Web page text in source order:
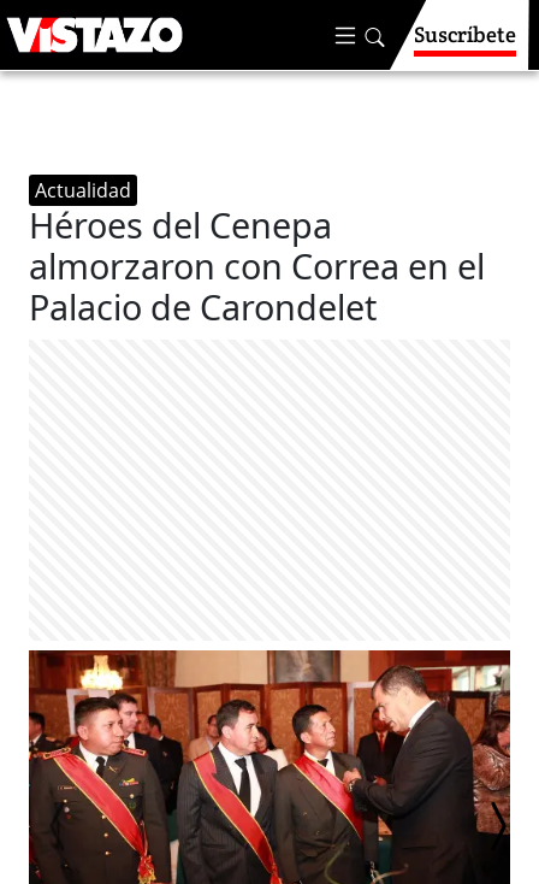
Suscríbete
Actualidad
Héroes del Cenepa
almorzaron con Correa en el
Palacio de Carondelet